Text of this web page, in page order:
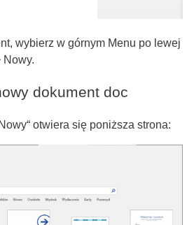
wybierz w górnym Menu po lewej
Nowy.
dokument doc
otwiera się poniższa strona: